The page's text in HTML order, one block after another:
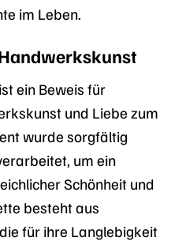
im Leben.
ein Beweis für
und Liebe zum
wurde sorgfältig
um ein
Schönheit und
besteht aus
für ihre Langlebigkeit